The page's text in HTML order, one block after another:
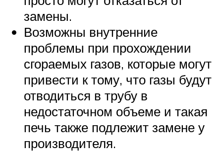
замены.
Возможны внутренние
проблемы при прохождении
сгораемых газов, которые могут
привести к тому, что газы будут
отводиться в трубу в
недостаточном объеме и такая
печь также подлежит замене у
производителя.